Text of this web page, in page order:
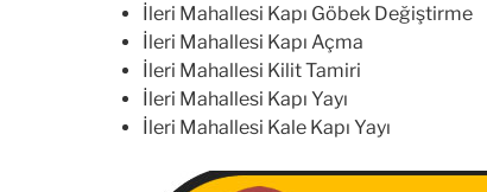
İleri Mahallesi Kapı Göbek Değiştirme
İleri Mahallesi Kapı Açma
İleri Mahallesi Kilit Tamiri
İleri Mahallesi Kapı Yayı
İleri Mahallesi Kale Kapı Yayı